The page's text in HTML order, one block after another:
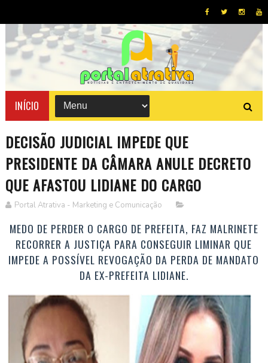
INÍCIO
DECISÃO JUDICIAL IMPEDE QUE
PRESIDENTE DA CÂMARA ANULE DECRETO
QUE AFASTOU LIDIANE DO CARGO
Portal Atrativa - Marketing e Comunicação
MEDO DE PERDER O CARGO DE PREFEITA, FAZ MALRINETE
RECORRER A JUSTIÇA PARA CONSEGUIR LIMINAR QUE
IMPEDE A POSSÍVEL REVOGAÇÃO DA PERDA DE MANDATO
DA EX-PREFEITA LIDIANE.